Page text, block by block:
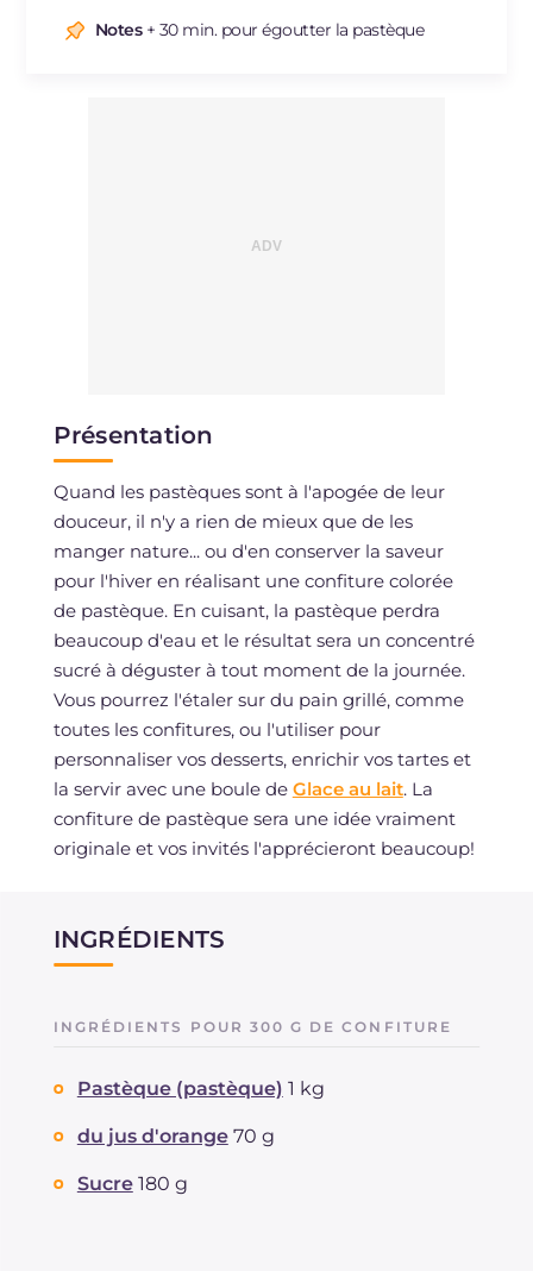
Notes+ 30 min. pour égoutter la pastèque
Présentation
Quand les pastèques sont à l'apogée de leur
douceur, il n'y a rien de mieux que de les
manger nature... ou d'en conserver la saveur
pour l'hiver en réalisant une confiture colorée
de pastèque. En cuisant, la pastèque perdra
beaucoup d'eau et le résultat sera un concentré
sucré à déguster à tout moment de la journée.
Vous pourrez l'étaler sur du pain grillé, comme
toutes les confitures, ou l'utiliser pour
personnaliser vos desserts, enrichir vos tartes et
la servir avec une boule de Glace au lait. La
confiture de pastèque sera une idée vraiment
originale et vos invités l'apprécieront beaucoup!
INGRÉDIENTS
INGRÉDIENTS POUR 300 G DE CONFITURE
Pastèque (pastèque) 1 kg
du jus d'orange 70 g
Sucre 180 g